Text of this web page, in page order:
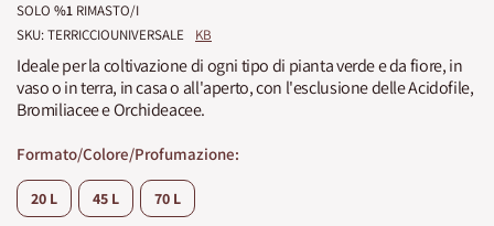
SOLO %1 RIMASTO/I
SKU: TERRICCIOUNIVERSALE KB
Ideale per la coltivazione di ogni tipo di pianta verde e da fiore, in
vaso o in terra, in casa o all'aperto, con l'esclusione delle Acidofile,
Bromiliacee e Orchideacee.
Formato/Colore/Profumazione
20 L 45 L 70 L